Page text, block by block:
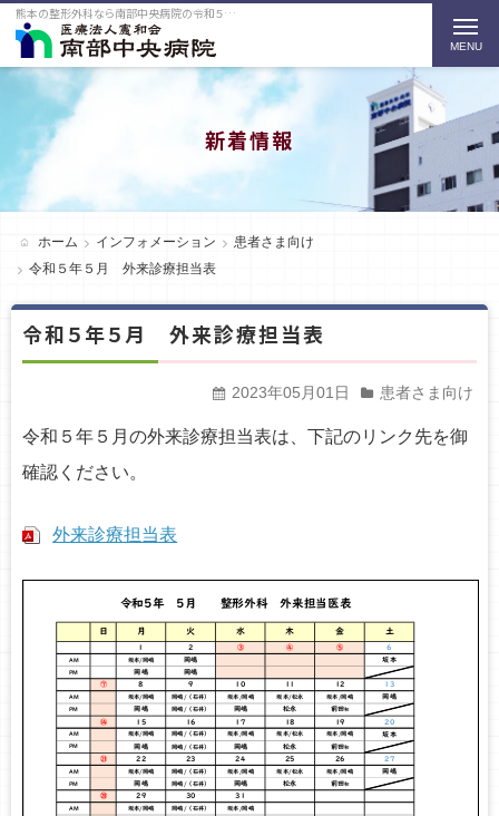
熊本の整形外科なら南部中央病院の令和５年５月 外来診療担当表をご紹介
新着情報
ホーム インフォメーション
患者さま向け
令和５年５月 外来診療担当表
令和５年５月 外来診療担当表
2023年05月01日 患者さま向け
令和５年５月の外来診療担当表は、下記のリンク先を御
確認ください。
外来診療担当表
t
o
g
v
t